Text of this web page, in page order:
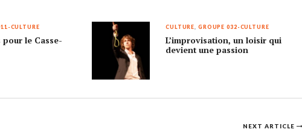
CULTURE
le Casse-
CULTURE GROUPE 032-CULTURE
L’improvisation, un loisir qui
devient une passion
NEXT ARTICLE